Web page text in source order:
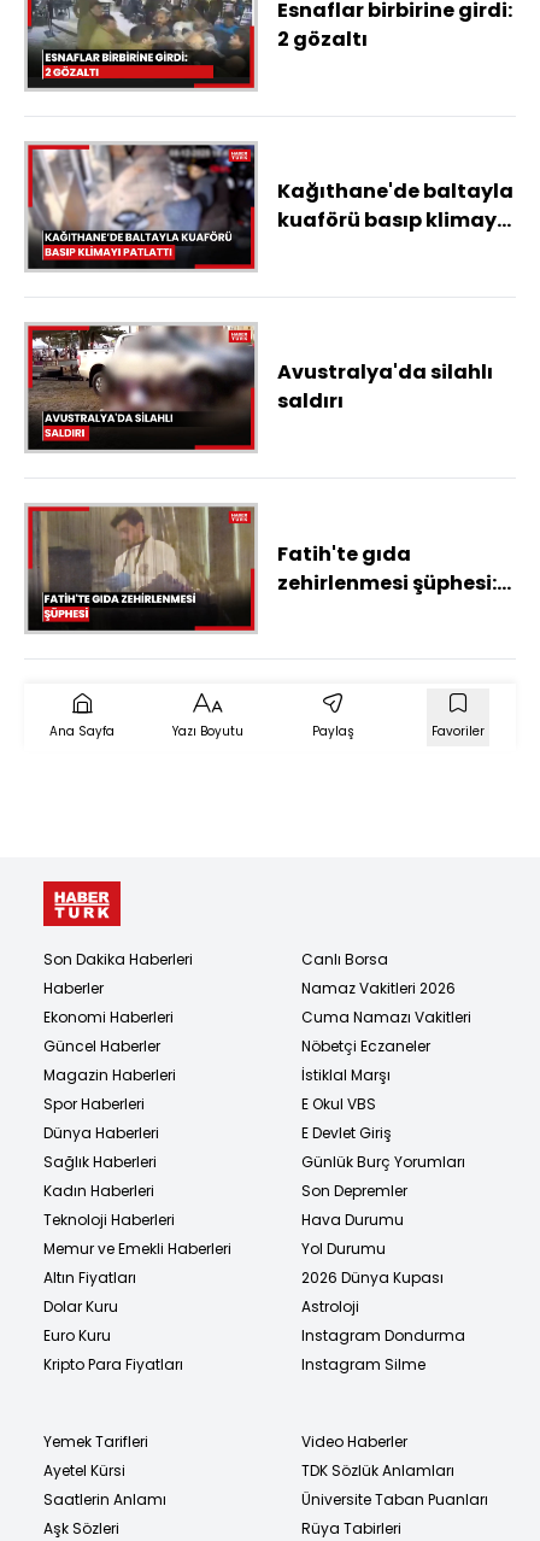
Esnaflar birbirine girdi:
2 gözaltı
Kağıthane'de baltayla
kuaförü basıp klimayı
Avustralya'da silahlı
saldırı
Fatih'te gıda
zehirlenmesi şüphesi:
mühürlendi
Ana Sayfa Yazı Boyutu Paylaş Favoriler
Son Dakika Haberleri
Haberler
Ekonomi Haberleri
Güncel Haberler
Magazin Haberleri
Spor Haberleri
Dünya Haberleri
Sağlık Haberleri
Kadın Haberleri
Teknoloji Haberleri
Memur ve Emekli Haberleri
Altın Fiyatları
Dolar Kuru
Euro Kuru
Kripto Para Fiyatları
Canlı Borsa
Namaz Vakitleri 2026
Cuma Namazı Vakitleri
Nöbetçi Eczaneler
İstiklal Marşı
E Okul VBS
E Devlet Giriş
Günlük Burç Yorumları
Son Depremler
Hava Durumu
Yol Durumu
2026 Dünya Kupası
Astroloji
Instagram Dondurma
Instagram Silme
Yemek Tarifleri
Ayetel Kürsi
Saatlerin Anlamı
Aşk Sözleri
Video Haberler
TDK Sözlük Anlamları
Üniversite Taban Puanları
Rüya Tabirleri